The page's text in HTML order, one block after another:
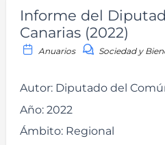
Informe del
Canarias (2022)
Anuarios Sociedad y
Autor: Diputado del
Año: 2022
Ámbito: Regional